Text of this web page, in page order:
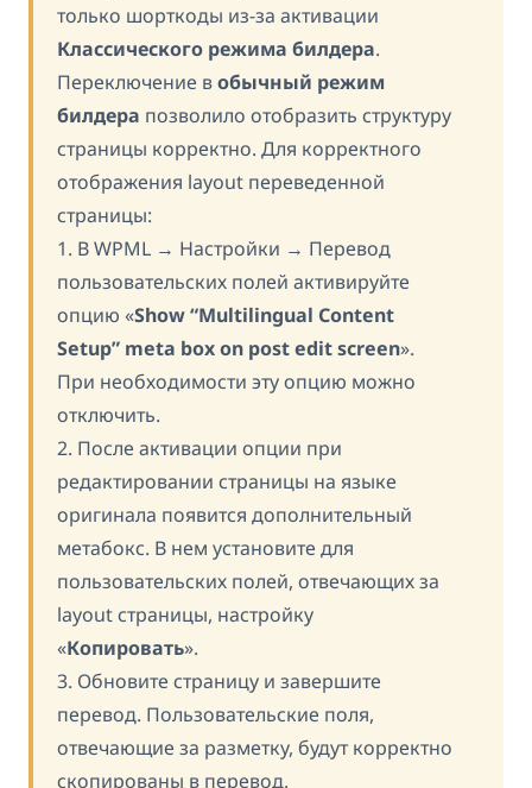
только шорткоды из-за активации
Классического режима билдера.
Переключение вобычный режим
билдера позволило отобразить структуру
страницы корректно. Для корректного
отображения layout переведенной
страницы:
1. В WPML → Настройки → Перевод
пользовательских полей активируйте
опцию «Show “Multilingual Content
Setup” meta box on post edit screen».
При необходимости эту опцию можно
отключить.
2. После активации опции при
редактировании страницы на языке
оригинала появится дополнительный
метабокс. В нем установите для
пользовательских полей, отвечающих за
layout страницы, настройку
«Копировать».
3. Обновите страницу и завершите
перевод. Пользовательские поля,
отвечающие за разметку, будут корректно
скопированы в перевод.